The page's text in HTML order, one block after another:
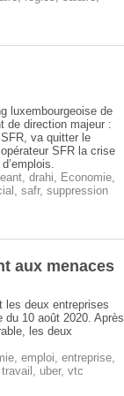
luxembourgeoise de
de direction majeur :
va quitter le
SFR la crise
, drahi, Economie,
, safr, suppression
aux menaces
les deux entreprises
10 août 2020. Après
les deux
, emploi, entreprise,
travail , uber, vtc